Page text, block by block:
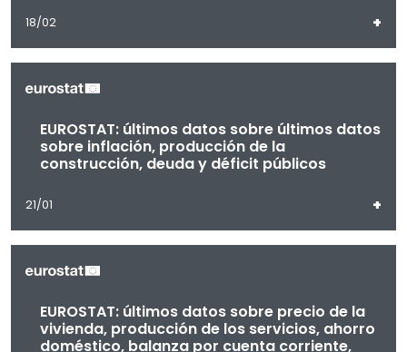
18/02 +
EUROSTAT: últimos datos sobre últimos datos
sobre inflación, producción de la
construcción, deuda y déficit públicos
21/01 +
EUROSTAT: últimos datos sobre precio de la
vivienda, producción de los servicios, ahorro
doméstico, balanza por cuenta corriente,